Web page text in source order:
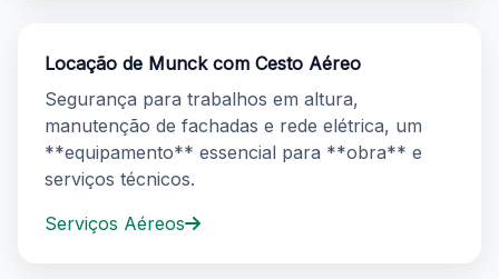
Locação de Munck com Cesto Aéreo
Segurança para trabalhos em altura,
manutenção de fachadas e rede elétrica, um
**equipamento** essencial para **obra** e
serviços técnicos.
Serviços Aéreos